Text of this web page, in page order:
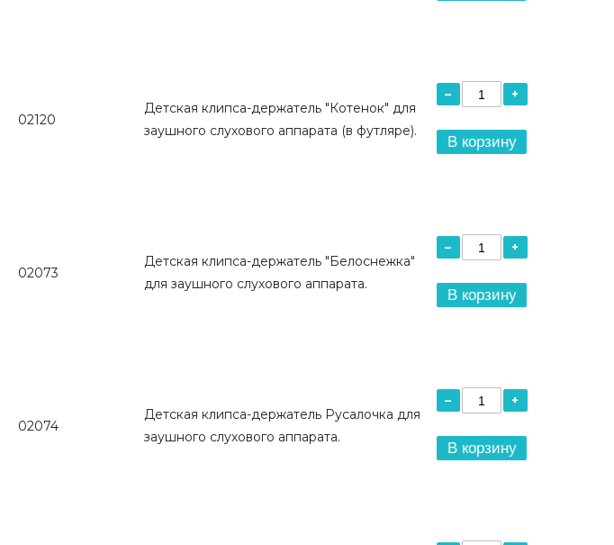
02120
Детская клипса-держатель "Котенок" для
заушного слухового аппарата (в футляре).
– +
В корзину
02073
Детская клипса-держатель "Белоснежка"
для заушного слухового аппарата.
– +
В корзину
02074
Детская клипса-держатель Русалочка для
заушного слухового аппарата.
– +
В корзину